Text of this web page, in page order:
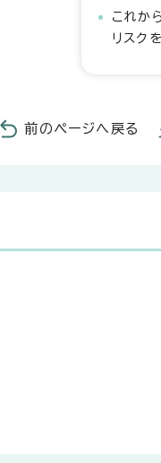
これか
リスク
前のページへ戻る